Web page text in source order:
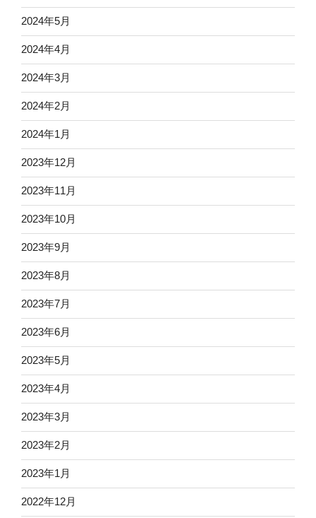
2024年5月
2024年4月
2024年3月
2024年2月
2024年1月
2023年12月
2023年11月
2023年10月
2023年9月
2023年8月
2023年7月
2023年6月
2023年5月
2023年4月
2023年3月
2023年2月
2023年1月
2022年12月